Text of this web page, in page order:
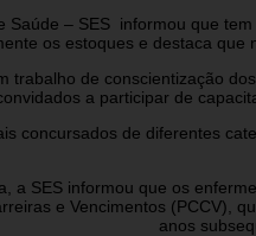
– SES informou que
os estoques e destaca que
de conscientização
a participar de
concursados de diferentes
SES informou que os
e Vencimentos (PCCV),
anos